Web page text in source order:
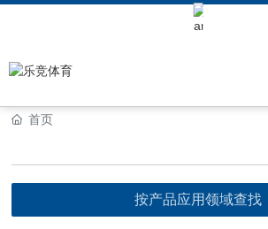
Keli Motor Group Search
首页
按产品应用领域查找